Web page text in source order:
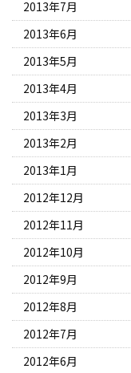
2013年7月
2013年6月
2013年5月
2013年4月
2013年3月
2013年2月
2013年1月
2012年12月
2012年11月
2012年10月
2012年9月
2012年8月
2012年7月
2012年6月